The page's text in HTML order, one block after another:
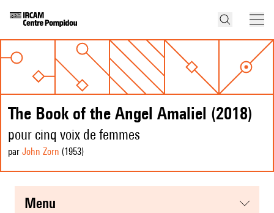
The Book of the Angel Amaliel (2018)
pour cinq voix de femmes
par John Zorn (1953)
menu